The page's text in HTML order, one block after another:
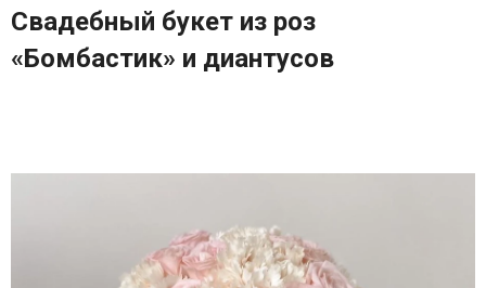
Свадебный букет из роз
«Бомбастик» и диантусов